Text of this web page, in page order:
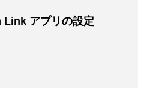
Link アプリの設定